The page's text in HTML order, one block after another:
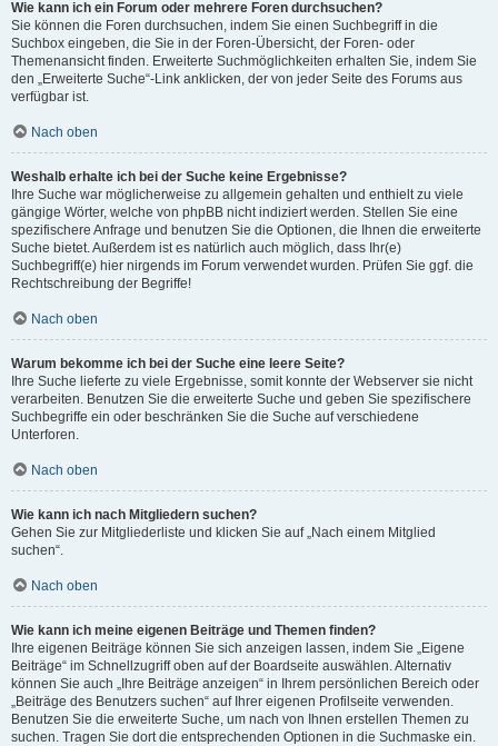
Wie kann ich ein Forum oder mehrere Foren durchsuchen?
Sie können die Foren durchsuchen, indem Sie einen Suchbegriff in die
Suchbox eingeben, die Sie in der Foren-Übersicht, der Foren- oder
Themenansicht finden. Erweiterte Suchmöglichkeiten erhalten Sie, indem Sie
den „Erweiterte Suche“-Link anklicken, der von jeder Seite des Forums aus
verfügbar ist.
Nach oben
Weshalb erhalte ich bei der Suche keine Ergebnisse?
Ihre Suche war möglicherweise zu allgemein gehalten und enthielt zu viele
gängige Wörter, welche von phpBB nicht indiziert werden. Stellen Sie eine
spezifischere Anfrage und benutzen Sie die Optionen, die Ihnen die erweiterte
Suche bietet. Außerdem ist es natürlich auch möglich, dass Ihr(e)
Suchbegriff(e) hier nirgends im Forum verwendet wurden. Prüfen Sie ggf. die
Rechtschreibung der Begriffe!
Nach oben
Warum bekomme ich bei der Suche eine leere Seite?
Ihre Suche lieferte zu viele Ergebnisse, somit konnte der Webserver sie nicht
verarbeiten. Benutzen Sie die erweiterte Suche und geben Sie spezifischere
Suchbegriffe ein oder beschränken Sie die Suche auf verschiedene
Unterforen.
Nach oben
Wie kann ich nach Mitgliedern suchen?
Gehen Sie zur Mitgliederliste und klicken Sie auf „Nach einem Mitglied
suchen“.
Nach oben
Wie kann ich meine eigenen Beiträge und Themen finden?
Ihre eigenen Beiträge können Sie sich anzeigen lassen, indem Sie „Eigene
Beiträge“ im Schnellzugriff oben auf der Boardseite auswählen. Alternativ
können Sie auch „Ihre Beiträge anzeigen“ in Ihrem persönlichen Bereich oder
„Beiträge des Benutzers suchen“ auf Ihrer eigenen Profilseite verwenden.
Benutzen Sie die erweiterte Suche, um nach von Ihnen erstellen Themen zu
suchen. Tragen Sie dort die entsprechenden Optionen in die Suchmaske ein.